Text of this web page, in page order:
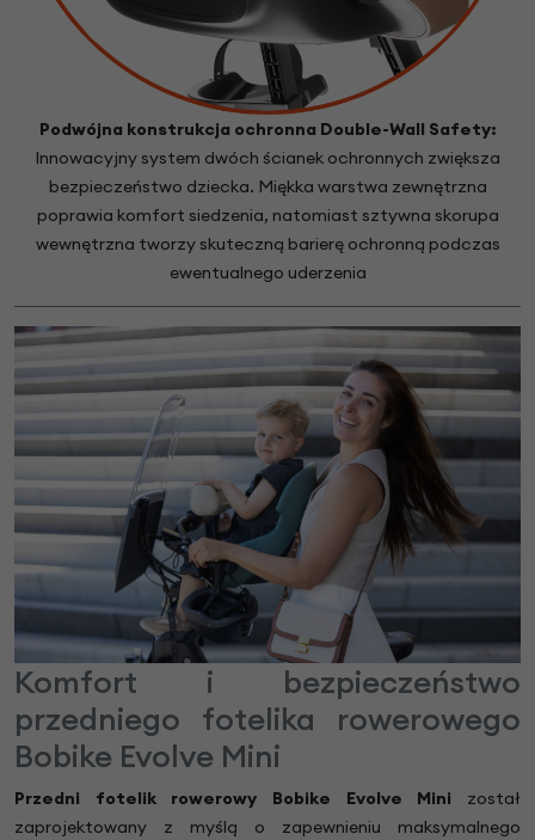
Podwójna konstrukcja ochronna Double-Wall Safety:
Innowacyjny system dwóch ścianek ochronnych zwiększa
bezpieczeństwo dziecka. Miękka warstwa zewnętrzna
poprawia komfort siedzenia, natomiast sztywna skorupa
wewnętrzna tworzy skuteczną barierę ochronną podczas
ewentualnego uderzenia
Komfort i bezpieczeństwo
przedniego fotelika rowerowego
Bobike Evolve Mini
Przedni fotelik rowerowy Bobike Evolve Mini został
zaprojektowany z myślą o zapewnieniu maksymalnego